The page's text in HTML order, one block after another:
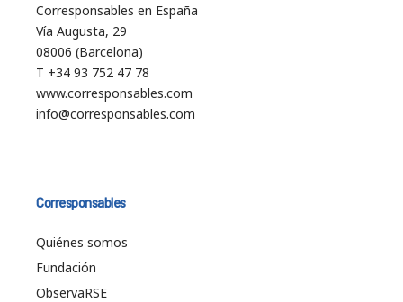
Corresponsables en España
Vía Augusta, 29
08006 (Barcelona)
T +34 93 752 47 78
www.corresponsables.com
info@corresponsables.com
Corresponsables
Quiénes somos
Fundación
ObservaRSE